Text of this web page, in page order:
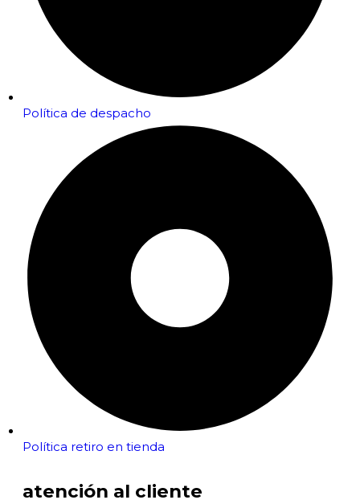
Política de despacho
Política retiro en tienda
atención al cliente